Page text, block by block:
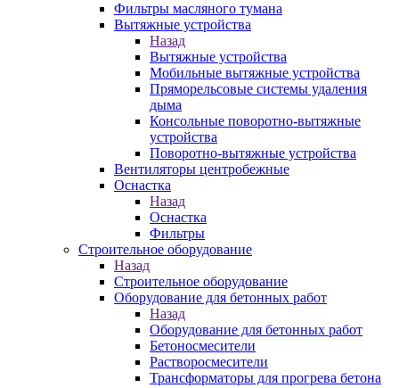
Фильтры масляного тумана
Вытяжные устройства
Назад
Вытяжные устройства
Мобильные вытяжные устройства
Пряморельсовые системы удаления
дыма
Консольные поворотно-вытяжные
устройства
Поворотно-вытяжные устройства
Вентиляторы центробежные
Оснастка
Назад
Оснастка
Фильтры
Строительное оборудование
Назад
Строительное оборудование
Оборудование для бетонных работ
Назад
Оборудование для бетонных работ
Бетоносмесители
Растворосмесители
Трансформаторы для прогрева бетона